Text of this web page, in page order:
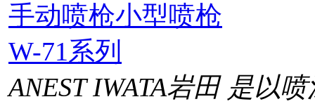
ANEST IWATA岩田 是以